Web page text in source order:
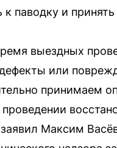
к паводку и
выездных
или
принимаем
Максим